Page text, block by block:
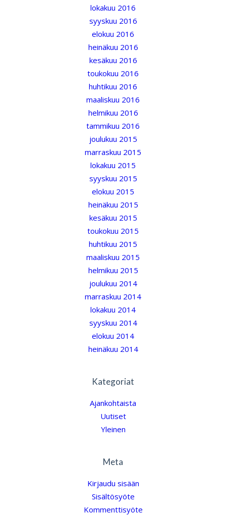
lokakuu 2016
syyskuu 2016
elokuu 2016
heinäkuu 2016
kesäkuu 2016
toukokuu 2016
huhtikuu 2016
maaliskuu 2016
helmikuu 2016
tammikuu 2016
joulukuu 2015
marraskuu 2015
lokakuu 2015
syyskuu 2015
elokuu 2015
heinäkuu 2015
kesäkuu 2015
toukokuu 2015
huhtikuu 2015
maaliskuu 2015
helmikuu 2015
joulukuu 2014
marraskuu 2014
lokakuu 2014
syyskuu 2014
elokuu 2014
heinäkuu 2014
Kategoriat
Ajankohtaista
Uutiset
Yleinen
Meta
Kirjaudu sisään
Sisältösyöte
Kommenttisyöte